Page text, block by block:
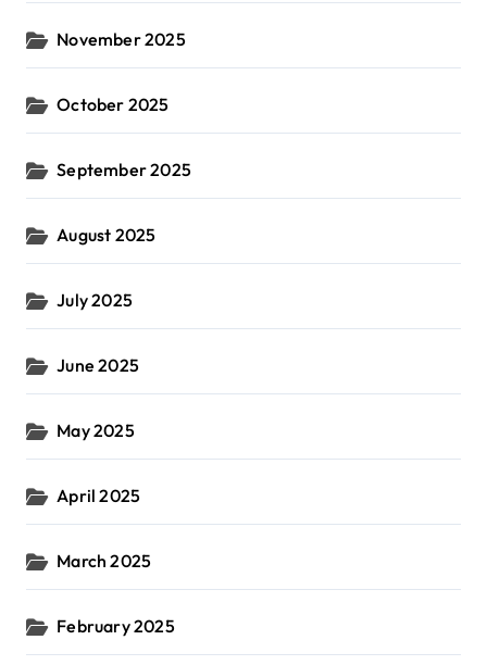
November 2025
October 2025
September 2025
August 2025
July 2025
June 2025
May 2025
April 2025
March 2025
February 2025